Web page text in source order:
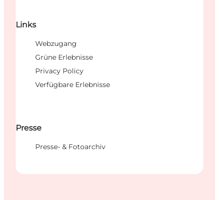
Links
Webzugang
Grüne Erlebnisse
Privacy Policy
Verfügbare Erlebnisse
Presse
Presse- & Fotoarchiv